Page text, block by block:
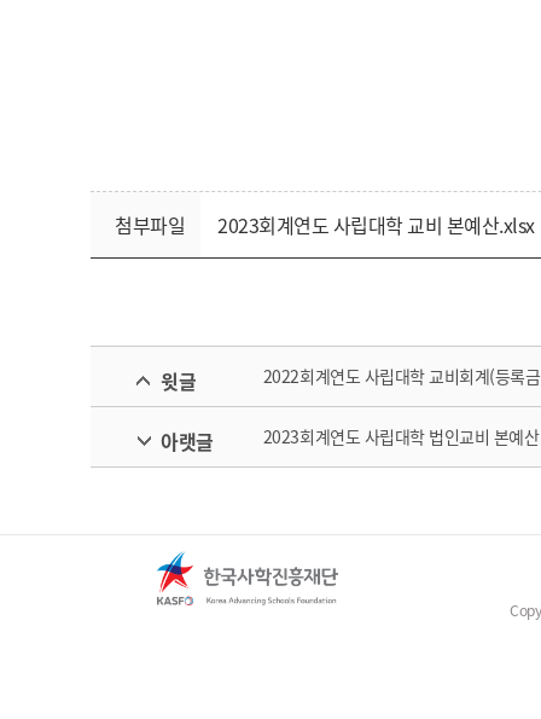
첨부파일 2023회계연도 사립대학 교비 본예산.xlsx
윗글 2022회계연도 사립대학 교비회계(등록
아랫글 2023회계연도 사립대학 법인교비 본예산